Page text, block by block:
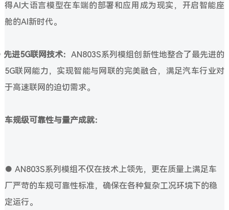
得AI大语言模型在车端的部署和应用成为现实，开启智能座
舱的AI新时代。
先进5G联网技术：AN803S系列模组创新性地整合了最先进的
5G联网能力，实现智能与网联的完美融合，满足汽车行业对
于高速联网的迫切需求。
车规级可靠性与量产成就：
● AN803S系列模组不仅在技术上领先，更在质量上满足车
厂严苛的车规可靠性标准，确保在各种复杂工况环境下的稳
定运行。